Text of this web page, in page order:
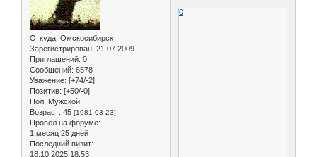
Откуда: Омскосибирск
Зарегистрирован: 21.07.2009
Приглашений: 0
Сообщений: 6578
Уважение: [+74/-2]
Позитив: [+50/-0]
Пол: Мужской
Возраст: 45 [1981-03-23]
Провел на форуме:
1 месяц 25 дней
Последний визит:
18.10.2025 18:53
0